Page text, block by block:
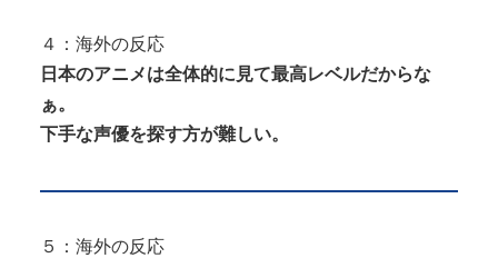
４：海外の反応
日本のアニメは全体的に見て最高レベルだからな
ぁ。
下手な声優を探す方が難しい。
５：海外の反応